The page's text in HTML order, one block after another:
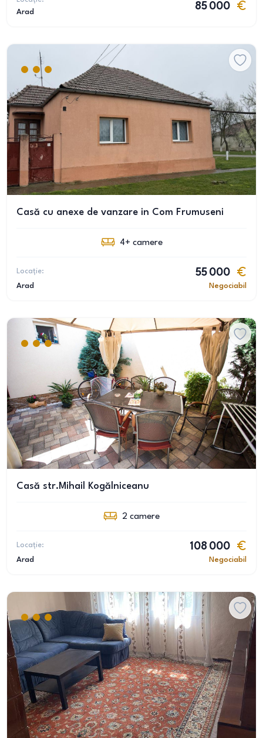
Arad
85 000
Casă cu anexe de vanzare in Com Frumuseni
4+ camere
Locație:
Arad
55 000
Negociabil
Casă str.Mihail Kogălniceanu
2 camere
Locație:
Arad
108 000
Negociabil